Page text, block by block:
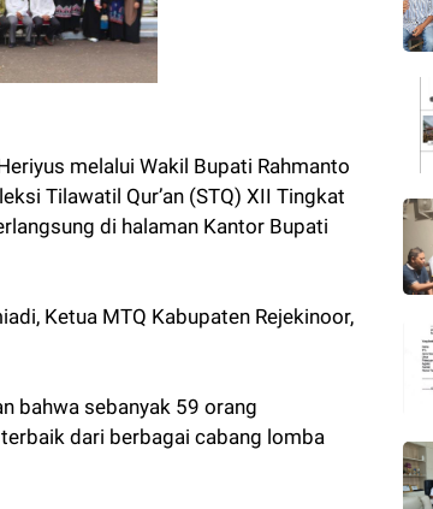
melalui Wakil Bupati Rahmanto
Tilawatil Qur’an (STQ) XII Tingkat
di halaman Kantor Bupati
Ketua MTQ Kabupaten Rejekinoor,
bahwa sebanyak 59 orang
dari berbagai cabang lomba